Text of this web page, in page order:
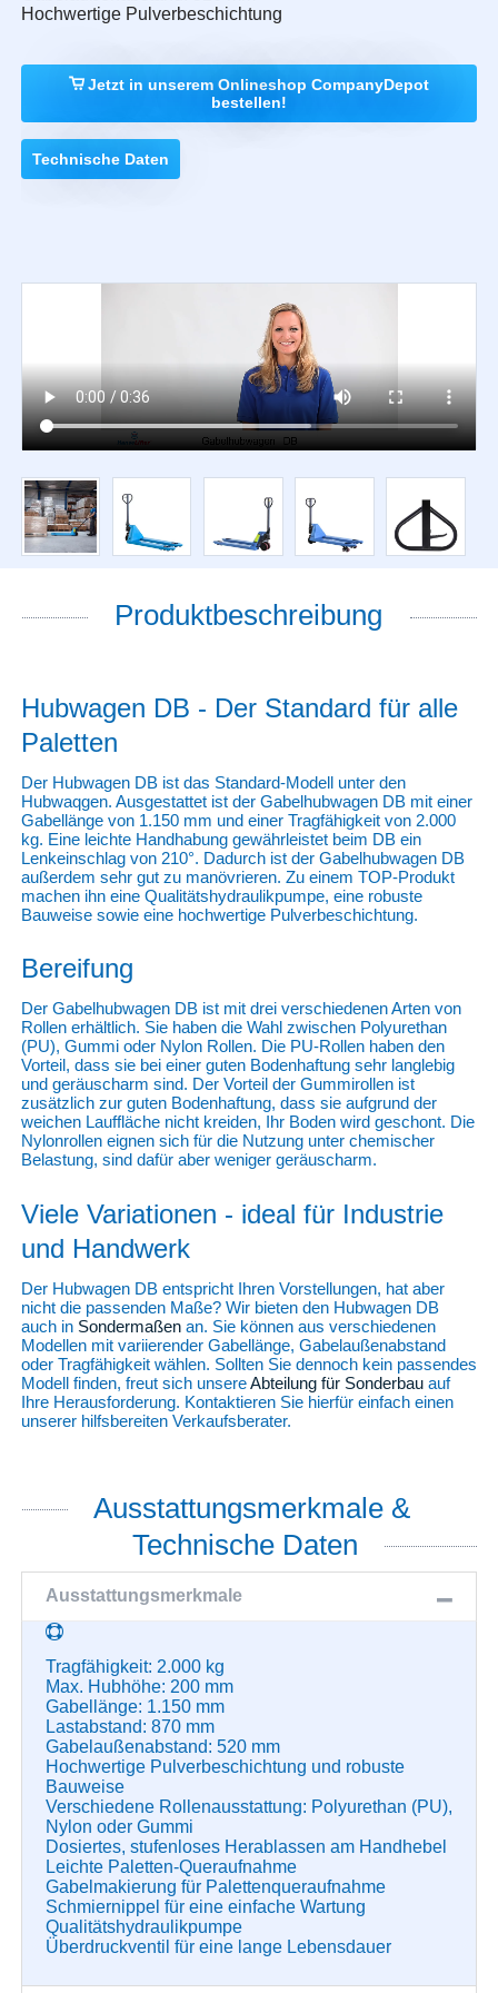
Hochwertige Pulverbeschichtung
Jetzt in unserem Onlineshop CompanyDepot
bestellen!
Technische Daten
Produktbeschreibung
Hubwagen DB - Der Standard für alle
Paletten
Der Hubwagen DB ist das Standard-Modell unter den
Hubwaqgen. Ausgestattet ist der Gabelhubwagen DB mit einer
Gabellänge von 1.150 mm und einer Tragfähigkeit von 2.000
kg. Eine leichte Handhabung gewährleistet beim DB ein
Lenkeinschlag von 210°. Dadurch ist der Gabelhubwagen DB
außerdem sehr gut zu manövrieren. Zu einem TOP-Produkt
machen ihn eine Qualitätshydraulikpumpe, eine robuste
Bauweise sowie eine hochwertige Pulverbeschichtung.
Bereifung
Der Gabelhubwagen DB ist mit drei verschiedenen Arten von
Rollen erhältlich. Sie haben die Wahl zwischen Polyurethan
(PU), Gummi oder Nylon Rollen. Die PU-Rollen haben den
Vorteil, dass sie bei einer guten Bodenhaftung sehr langlebig
und geräuscharm sind. Der Vorteil der Gummirollen ist
zusätzlich zur guten Bodenhaftung, dass sie aufgrund der
weichen Lauffläche nicht kreiden, Ihr Boden wird geschont. Die
Nylonrollen eignen sich für die Nutzung unter chemischer
Belastung, sind dafür aber weniger geräuscharm.
Viele Variationen - ideal für Industrie
und Handwerk
Der Hubwagen DB entspricht Ihren Vorstellungen, hat aber
nicht die passenden Maße? Wir bieten den Hubwagen DB
auch in Sondermaßenan. Sie können aus verschiedenen
Modellen mit variierender Gabellänge, Gabelaußenabstand
oder Tragfähigkeit wählen. Sollten Sie dennoch kein passendes
Modell finden, freut sich unsereAbteilung für Sonderbauauf
Ihre Herausforderung. Kontaktieren Sie hierfür einfach einen
unserer hilfsbereiten Verkaufsberater.
Ausstattungsmerkmale &
Technische Daten
Ausstattungsmerkmale
Tragfähigkeit: 2.000 kg
Max. Hubhöhe: 200 mm
Gabellänge: 1.150 mm
Lastabstand: 870 mm
Gabelaußenabstand: 520 mm
Hochwertige Pulverbeschichtung und robuste
Bauweise
Verschiedene Rollenausstattung: Polyurethan (PU),
Nylon oder Gummi
Dosiertes, stufenloses Herablassen am Handhebel
Leichte Paletten-Queraufnahme
Gabelmakierung für Palettenqueraufnahme
Schmiernippel für eine einfache Wartung
Qualitätshydraulikpumpe
Überdruckventil für eine lange Lebensdauer